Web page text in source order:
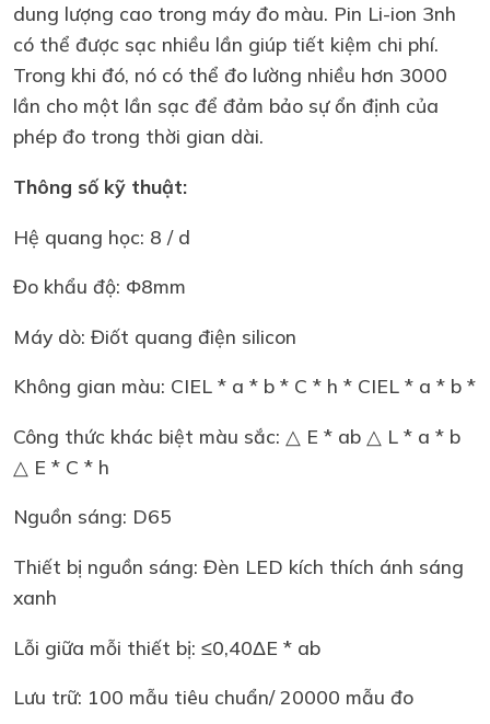
dung lượng cao trong máy đo màu. Pin Li-ion 3nh
có thể được sạc nhiều lần giúp tiết kiệm chi phí.
Trong khi đó, nó có thể đo lường nhiều hơn 3000
lần cho một lần sạc để đảm bảo sự ổn định của
phép đo trong thời gian dài.
Thông số kỹ thuật:
Hệ quang học: 8 / d
Đo khẩu độ: Φ8mm
Máy dò: Điốt quang điện silicon
Không gian màu: CIEL * a * b * C * h * CIEL * a * b *
Công thức khác biệt màu sắc: △ E * ab △ L * a * b
△ E * C * h
Nguồn sáng: D65
Thiết bị nguồn sáng: Đèn LED kích thích ánh sáng
xanh
Lỗi giữa mỗi thiết bị: ≤0,40ΔE * ab
Lưu trữ: 100 mẫu tiêu chuẩn/ 20000 mẫu đo